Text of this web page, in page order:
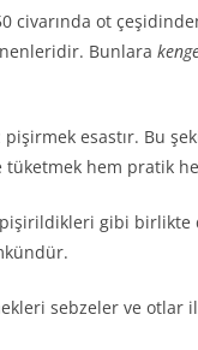
civarında ot
Bunlara
esastır. Bu
tüketmek hem pratik
gibi
sebzeler ve